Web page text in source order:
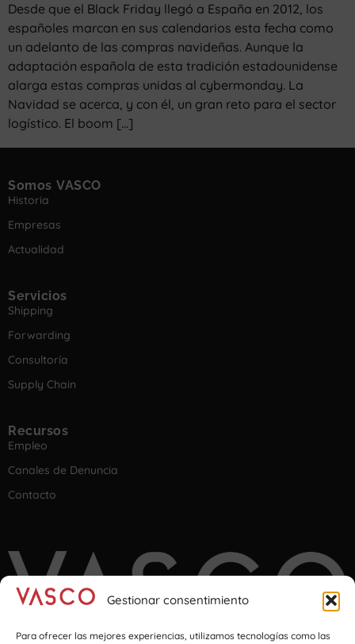
Gestionar consentimiento
Para ofrecer las mejores experiencias, utilizamos tecnologías como las
Desde que el Black Friday llegó a España en 2012, los
españoles marcan en sus calendarios esta fecha como
un adelanto de las compras navideñas. Aunque la
adaptación española de esta tradición estadounidense
alarga estas compras unidas al cybermonday. La
Navidad se acerca, y con él, un gran reto para el sector
logístico. El boom […]
Somos VASCO
Historia
Empresas
Actualidad
Servicios
Shipping
Forwarding
Consultoría
Supply Chain
Recursos
Empleo
Canales de Denuncia
Contacto